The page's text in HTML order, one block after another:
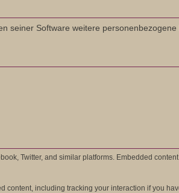
seiner Software weitere
Twitter, and similar platforms. Embedded
including tracking your interaction if you